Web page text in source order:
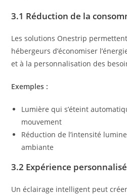
3.1 Réduction de la
Les solutions Onestrip
hébergeurs d’économiser
et à la personnalisation des
Exemples :
Lumière qui s’éteint
mouvement
Réduction de l’intensité
ambiante
3.2 Expérience
Un éclairage intelligent peut